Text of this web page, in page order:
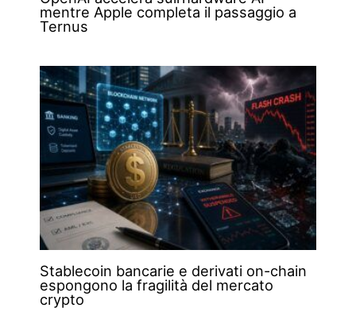
mentre Apple completa il passaggio a
Ternus
Stablecoin bancarie e derivati on-chain
espongono la fragilità del mercato
crypto